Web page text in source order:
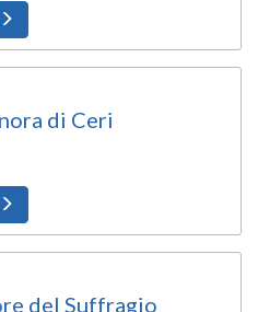
di Ceri
del Suffragio